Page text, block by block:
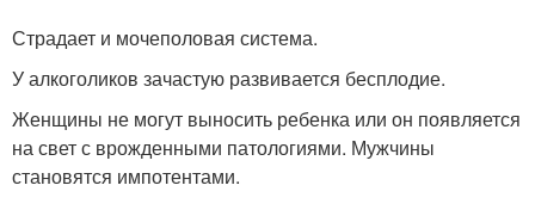
Страдает и мочеполовая система.
У алкоголиков зачастую развивается бесплодие.
Женщины не могут выносить ребенка или он появляется
на свет с врожденными патологиями. Мужчины
становятся импотентами.